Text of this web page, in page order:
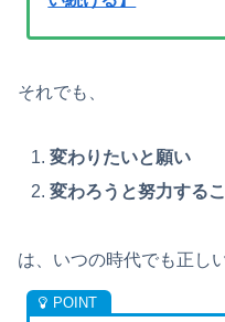
それでも、
変わりたいと願い
変わろうと努力する
は、いつの時代でも正し